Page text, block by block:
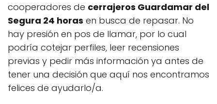
cooperadores de cerrajeros Guardamar del
Segura 24 horas en busca de repasar. No
hay presión en pos de llamar, por lo cual
podría cotejar perfiles, leer recensiones
previas y pedir más información ya antes de
tener una decisión que aquí nos encontramos
felices de ayudarlo/a.